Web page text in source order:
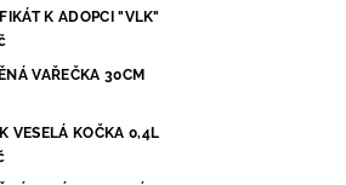
K ADOPCI "VLK"
VAŘEČKA 30CM
VESELÁ KOČKA 0,4L